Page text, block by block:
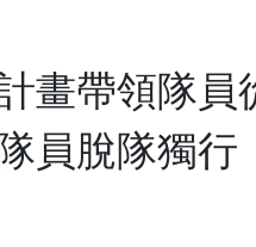
畫帶領隊員
員脫隊獨行